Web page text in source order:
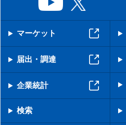
マーケット
届出・調達
企業統計
検索